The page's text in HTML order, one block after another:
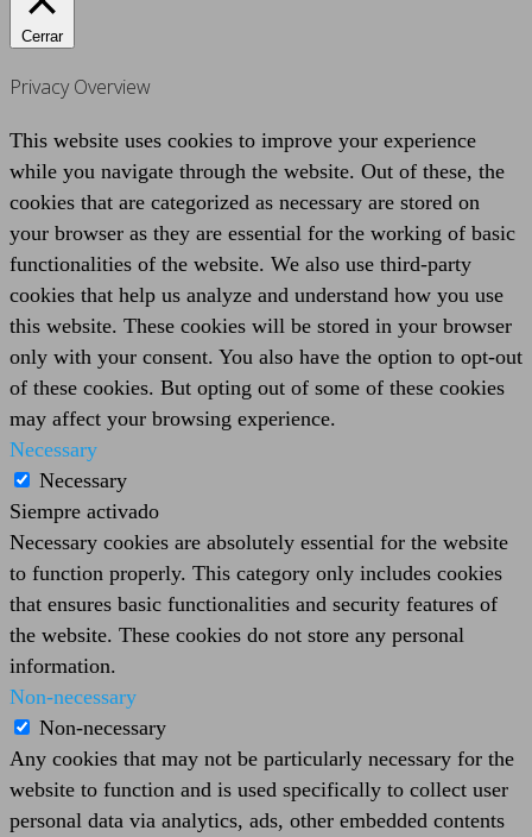
Cerrar
Privacy Overview
This website uses cookies to improve your experience
while you navigate through the website. Out of these, the
cookies that are categorized as necessary are stored on
your browser as they are essential for the working of basic
functionalities of the website. We also use third-party
cookies that help us analyze and understand how you use
this website. These cookies will be stored in your browser
only with your consent. You also have the option to opt-out
of these cookies. But opting out of some of these cookies
may affect your browsing experience.
Necessary
Necessary
Siempre activado
Necessary cookies are absolutely essential for the website
to function properly. This category only includes cookies
that ensures basic functionalities and security features of
the website. These cookies do not store any personal
information.
Non-necessary
Non-necessary
Any cookies that may not be particularly necessary for the
website to function and is used specifically to collect user
personal data via analytics, ads, other embedded contents